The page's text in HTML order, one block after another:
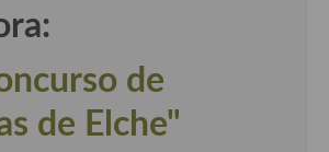
de
de Elche"